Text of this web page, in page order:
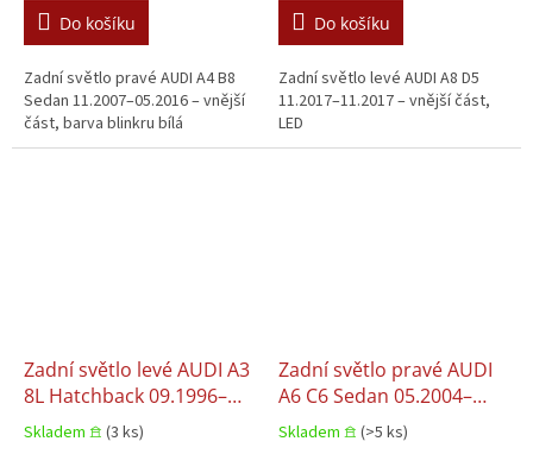
Do košíku
Zadní světlo pravé AUDI A4 B8
Sedan 11.2007–05.2016 – vnější
část, barva blinkru bílá
Do košíku
Zadní světlo levé AUDI A8 D5
11.2017–11.2017 – vnější část,
LED
Zadní světlo levé AUDI A3
8L Hatchback 09.1996–
12.1999
Skladem 𖠿 (3 ks)
Zadní světlo pravé AUDI
A6 C6 Sedan 05.2004–
10.2008
Skladem 𖠿 (>5 ks)